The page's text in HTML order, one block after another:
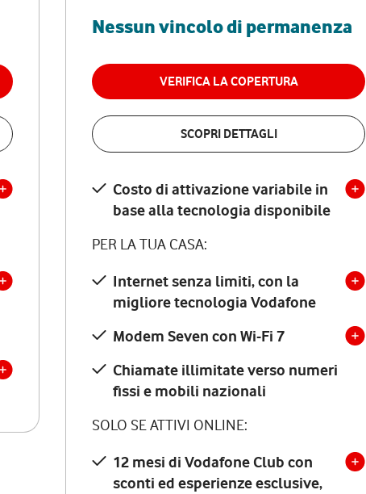
Nessun vincolo di permanenza
VERIFICA LA COPERTURA
SCOPRI DETTAGLI
Costo di attivazione variabile in
base alla tecnologia disponibile
PER LA TUA CASA:
Internet senza limiti, con la
migliore tecnologia Vodafone
Modem Seven con Wi-Fi 7
Chiamate illimitate verso numeri
fissi e mobili nazionali
SOLO SE ATTIVI ONLINE:
12 mesi di Vodafone Club con
sconti ed esperienze esclusive,